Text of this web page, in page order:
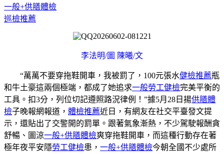
一般+供膳體檢
巡檢推薦
李法明/圖 陳曦/文
“萬萬不要穿拖鞋開車，我被罰了，100元張水健檢推薦瓶
和牛土豪這兩個極端，都成了她追求一般勞工健檢完美平衡的
工具。扣3分，列位切記遵照路況律例！”據5月28日揚供膳體
檢子晚報網報道， 體檢推薦近日，有網友在社交平臺發文提
示，還貼出了交警開的罰單。跟著氣象漸熱，不少駕駛報酬貪
舒暢、圖涼一般+供膳體檢爽穿拖鞋開車，而這種行動存在著
極年夜平安隱勞工健檢患， 一般+供膳體檢今朝全國不少處所